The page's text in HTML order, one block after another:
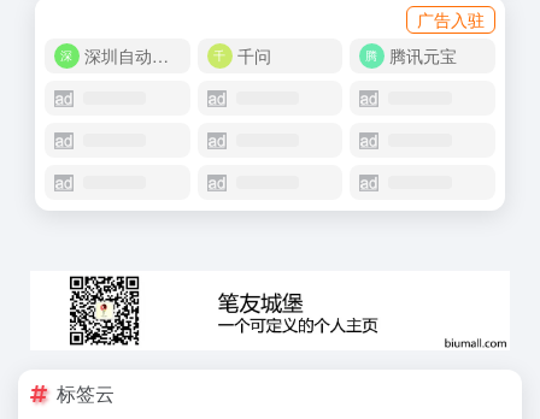
广告入驻
深圳自动化商城
千问 腾讯元宝
标签云